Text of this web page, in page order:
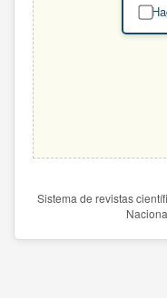
Sistema de revistas